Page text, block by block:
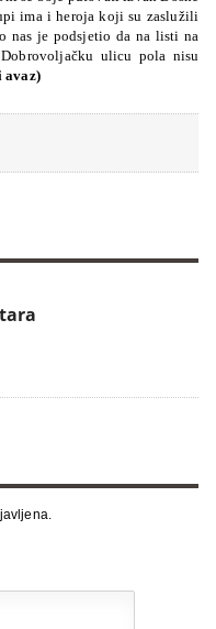
ima i heroja koji su zaslužili
nas je podsjetio da na listi na
ulicu pola nisu
avaz)